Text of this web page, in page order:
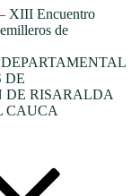
XIII Encuentro
de
DE
DE RISARALDA
CAUCA